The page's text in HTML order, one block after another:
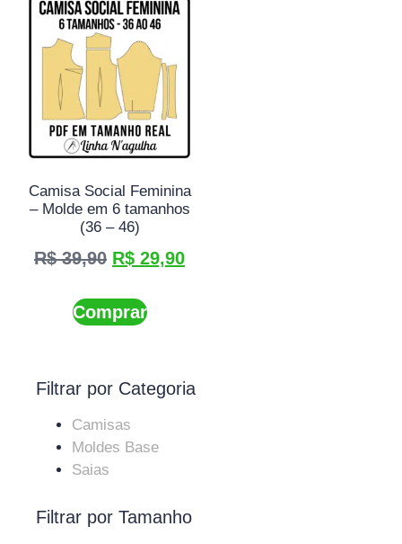
Camisa Social Feminina
– Molde em 6 tamanhos
(36 – 46)
R$39,90 R$ 29,90
Comprar
Filtrar por Categoria
Camisas
Moldes Base
Saias
Filtrar por Tamanho